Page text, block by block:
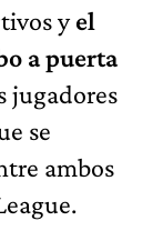
yel
a puerta
jugadores
se
ambos